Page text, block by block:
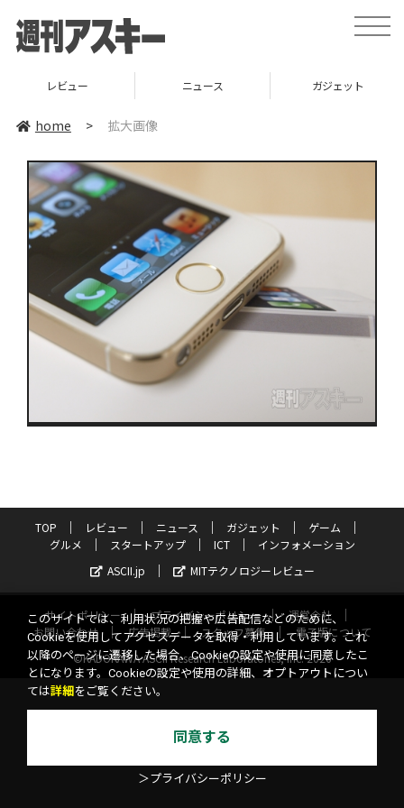
toggle
レビュー ニュース ガジェット
home > 拡大画像
TOP レビュー ニュース ガジェット
ゲーム
グルメ
スタートアップ ICT
インフォメーション
ASCII.jp
MITテクノロジーレビュー
サイトポリシー プライバシーポリシー
運営会社
お問い合わせ
広告掲載 スタッフ募集
電子版について
©KADOKAWA ASCII Research Laboratories, Inc. 2026
このサイトでは、利用状況の把握や広告配信などのために、
Cookieを使用してアクセスデータを取得・利用しています。これ
以降のページに遷移した場合、Cookieの設定や使用に同意したこ
とになります。Cookieの設定や使用の詳細、オプトアウトについ
ては詳細 をご覧ください。
同意する
＞プライバシーポリシー